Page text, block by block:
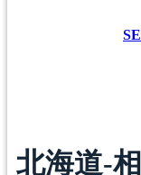
北海道-